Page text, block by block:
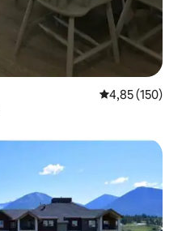
Средна
4,85 (150)